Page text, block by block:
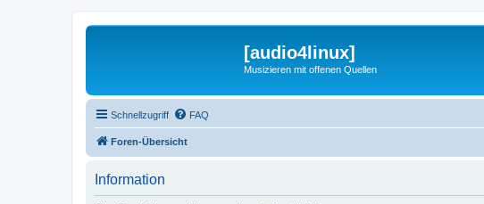
[audio4linux]
Musizieren mit offenen Quellen
Schnellzugriff FAQ
Foren-Übersicht
Information